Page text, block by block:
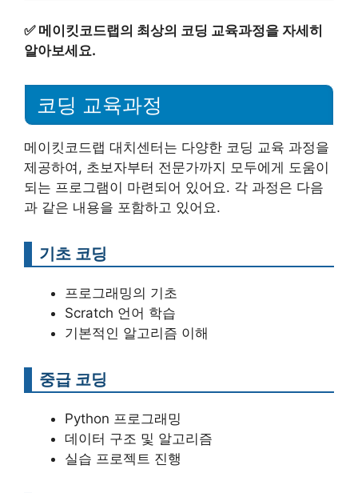
✅ 메이킷코드랩의 최상의 코딩 교육과정을 자세히
알아보세요.
코딩 교육과정
메이킷코드랩 대치센터는 다양한 코딩 교육 과정을
제공하여, 초보자부터 전문가까지 모두에게 도움이
되는 프로그램이 마련되어 있어요. 각 과정은 다음
과 같은 내용을 포함하고 있어요.
기초 코딩
프로그래밍의 기초
Scratch 언어 학습
기본적인 알고리즘 이해
중급 코딩
Python 프로그래밍
데이터 구조 및 알고리즘
실습 프로젝트 진행